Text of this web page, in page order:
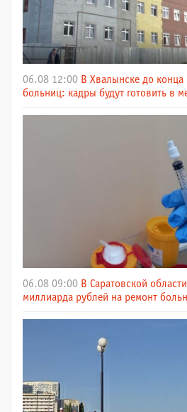
06.08 12:00 В Хвалынске до конца
больниц: кадры будут готовить в
06.08 09:00 В Саратовской
миллиарда рублей на ремонт